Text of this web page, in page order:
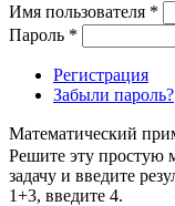
Имя пользователя *
Пароль *
Регистрация
Забыли пароль?
Математический
Решите эту простую
задачу и введите
1+3, введите 4.